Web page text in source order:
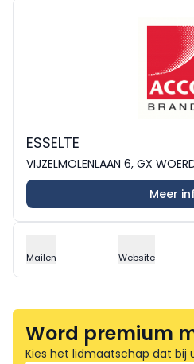
ESSELTE
VIJZELMOLENLAAN 6, GX
Meer
Mailen Website
Word premium
Kies het lidmaatschap dat bij